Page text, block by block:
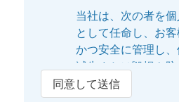
当社は、次の者を
として任命し、お
かつ安全に管理し、
滅失または毀損を防
ています。
同意して送信